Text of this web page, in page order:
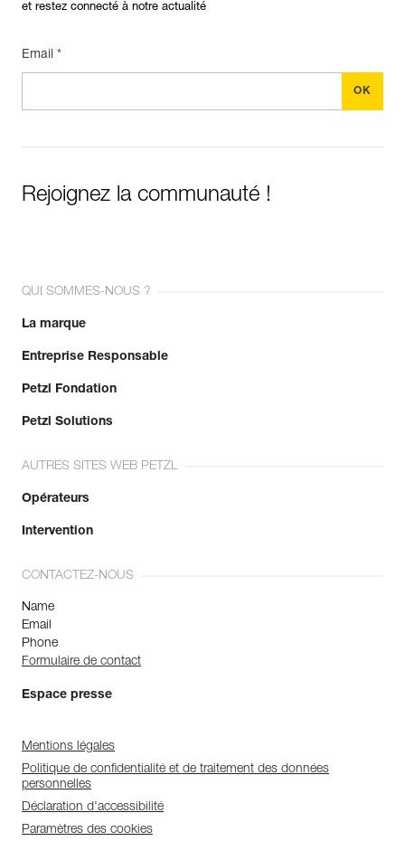
et restez connecté à notre actualité
Email *
Rejoignez la communauté !
QUI SOMMES-NOUS ?
La marque
Entreprise Responsable
Petzl Fondation
Petzl Solutions
AUTRES SITES WEB PETZL
Opérateurs
Intervention
CONTACTEZ-NOUS
Name
Email
Phone
Formulaire de contact
Espace presse
Mentions légales
Politique de confidentialité et de traitement des données
personnelles
Déclaration d'accessibilité
Paramètres des cookies